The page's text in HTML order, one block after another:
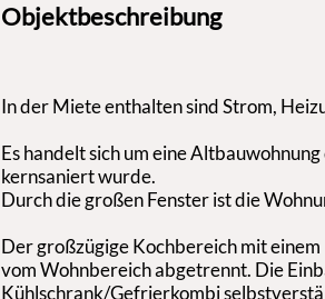
Objektbeschreibung
In der Miete enthalten sind Strom,
Es handelt sich um eine
kernsaniert wurde.
Durch die großen Fenster ist die
Der großzügige Kochbereich mit
vom Wohnbereich abgetrennt. Die
Kühlschrank/Gefrierkombi